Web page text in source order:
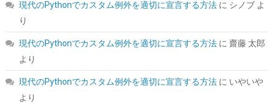
Amazon限定 キオクシア 内蔵SSD 1TB PCIe Gen4×4 NVMe M.2
2280 読込7,200M SSD-CK1.0N4B/R
現代のPythonでカスタム例外を適切に宣言する方法に シノブよ
り
現代のPythonでカスタム例外を適切に宣言する方法に 齋藤 太郎
より
現代のPythonでカスタム例外を適切に宣言する方法に いやいや
より